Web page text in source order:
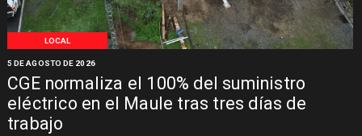
LOCAL
CGE normaliza el 100% del suministro
eléctrico en el Maule tras tres días de
trabajo
5 DE AGOSTO DE 2026